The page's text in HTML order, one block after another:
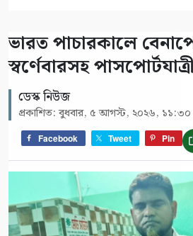
ভারত পাচারকালে
স্বর্ণেবারসহ
ডেস্ক নিউজ
প্রকাশিত: বুধবার, ৫ আগস্ট, ২০২৬, ১১:৩০
Facebook Tweet Pin